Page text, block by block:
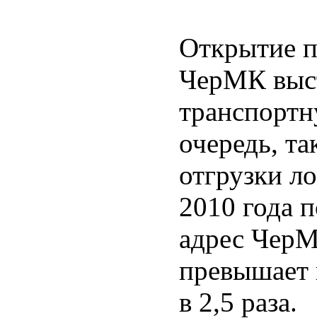
Открытие
ЧерМК
очередь,
отгрузки
2010 года
адрес
превышает
в 2,5 раза.